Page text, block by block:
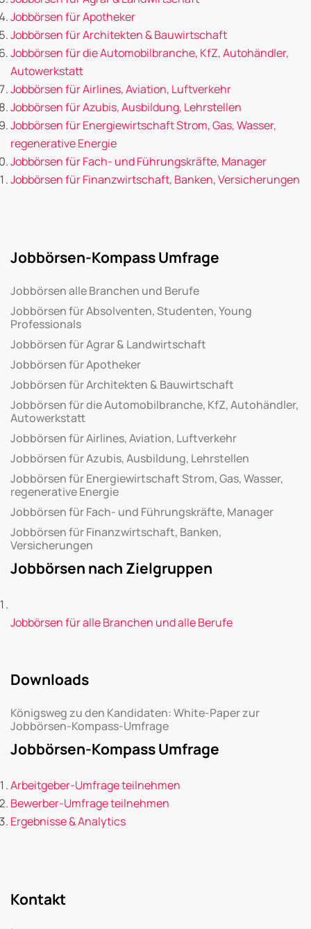
Jobbörsen für Apotheker
Jobbörsen für Architekten & Bauwirtschaft
Jobbörsen für die Automobilbranche, KfZ, Autohändler,
Autowerkstatt
Jobbörsen für Airlines, Aviation, Luftverkehr
Jobbörsen für Azubis, Ausbildung, Lehrstellen
Jobbörsen für Energiewirtschaft Strom, Gas, Wasser,
regenerative Energie
Jobbörsen für Fach- und Führungskräfte, Manager
Jobbörsen für Finanzwirtschaft, Banken, Versicherungen
Jobbörsen-Kompass Umfrage
Jobbörsen alle Branchen und Berufe
Jobbörsen für Absolventen, Studenten, Young
Professionals
Jobbörsen für Agrar & Landwirtschaft
Jobbörsen für Apotheker
Jobbörsen für Architekten & Bauwirtschaft
Jobbörsen für die Automobilbranche, KfZ, Autohändler,
Autowerkstatt
Jobbörsen für Airlines, Aviation, Luftverkehr
Jobbörsen für Azubis, Ausbildung, Lehrstellen
Jobbörsen für Energiewirtschaft Strom, Gas, Wasser,
regenerative Energie
Jobbörsen für Fach- und Führungskräfte, Manager
Jobbörsen für Finanzwirtschaft, Banken,
Versicherungen
Jobbörsen nach Zielgruppen
Jobbörsen für alle Branchen und alle Berufe
Downloads
Königsweg zu den Kandidaten: White-Paper zur
Jobbörsen-Kompass-Umfrage
Jobbörsen-Kompass Umfrage
Arbeitgeber-Umfrage teilnehmen
Bewerber-Umfrage teilnehmen
Ergebnisse & Analytics
Kontakt